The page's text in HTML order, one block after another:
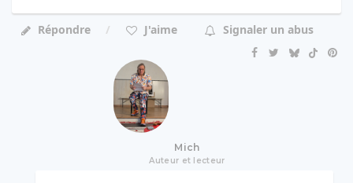
Répondre J'aime Signaler un abus
Mich
Auteur et lecteur